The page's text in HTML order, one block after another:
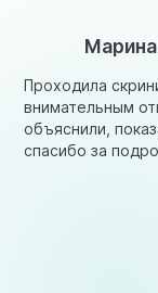
Проходила
внимательным
объяснили,
спасибо за